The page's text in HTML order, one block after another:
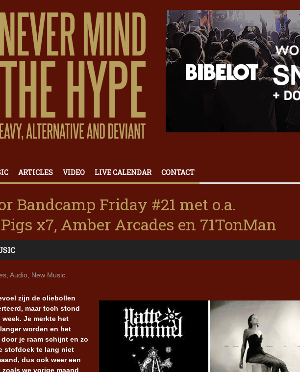
ARTICLES VIDEO LIVE CALENDAR CONTACT
Bandcamp Friday #21 met o.a.
x7, Amber Arcades en 71TonMan
Audio New Music
zijn de oliebollen
maar toch stond
Je merkte het
worden en het
je raam schijnt en zo
stofdoek te lang niet
dus ook weer een
we vorige maand